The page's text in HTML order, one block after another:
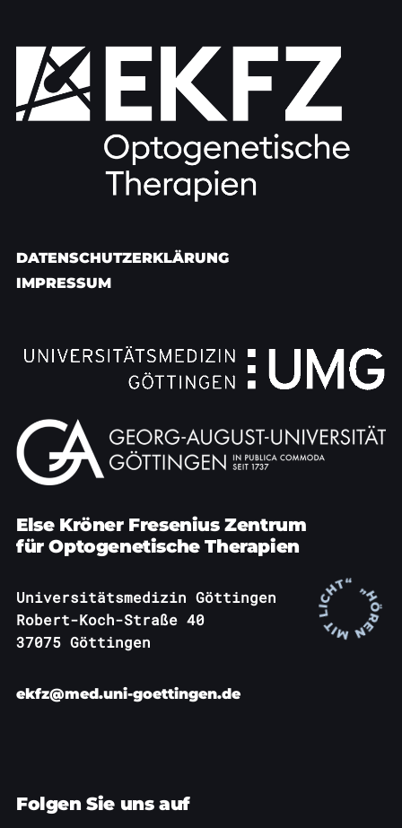
DATENSCHUTZERKLÄRUNG
IMPRESSUM
Else Kröner Fresenius Zentrum
für Optogenetische Therapien
Universitätsmedizin Göttingen
Robert-Koch-Straße 40
37075 Göttingen
ekfz@med.uni-goettingen.de
Folgen Sie uns auf